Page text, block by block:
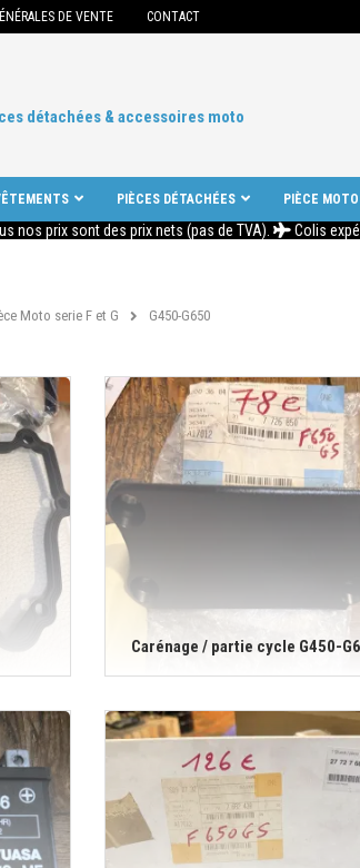
DE VENTE CONTACT
détachées & accessoires moto
PIÈCES DÉTACHÉES PIÈCE MOTO
nos prix sont des prix nets (pas de TVA). Colis
Moto serie F et G G450-G650
Carénage / partie cycle G450-